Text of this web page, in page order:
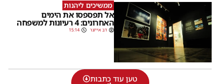
ממשיכים ליהנות
אל תפספסו את הימים
האחרונים: 4 רעיונות למשפחה
דב אייזנר 15:14
טען עוד כתבות